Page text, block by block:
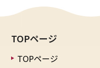
TOPページ
TOPページ